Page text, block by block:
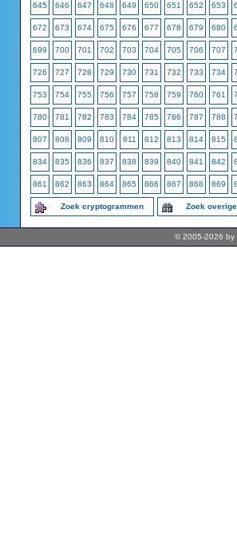
645 646 647 648 649 650 651 652 653
672 673 674 675 676 677 678 679 680
699 700 701 702 703 704 705 706 707
726 727 728 729 730 731 732 733 734
753 754 755 756 757 758 759 760 761
780 781 782 783 784 785 786 787 788
807 808 809 810 811 812 813 814 815
834 835 836 837 838 839 840 841 842
861 862 863 864 865 866 867 868 869
Zoek cryptogrammen Zoek
© 2005-2026 by